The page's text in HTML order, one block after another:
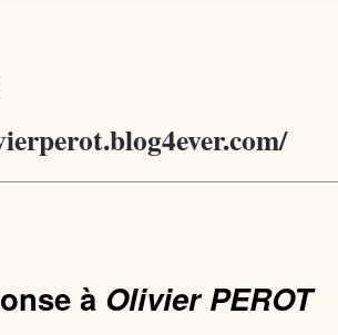
à Olivier PEROT